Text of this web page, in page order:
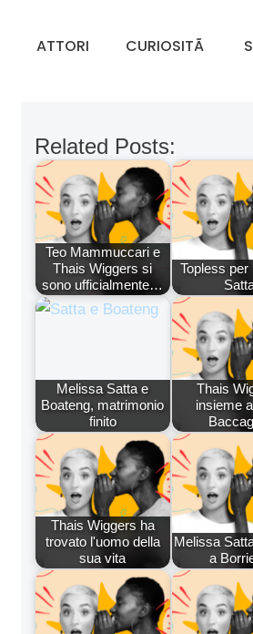
ATTORI CURIOSITÃ
Related Posts:
Teo Mammuccari e
Thais Wiggers si
sono ufficialmente…
Topless
Melissa Satta e
Boateng, matrimonio
finito
Thais
insieme
Thais Wiggers ha
trovato l'uomo della
sua vita
Melissa
a